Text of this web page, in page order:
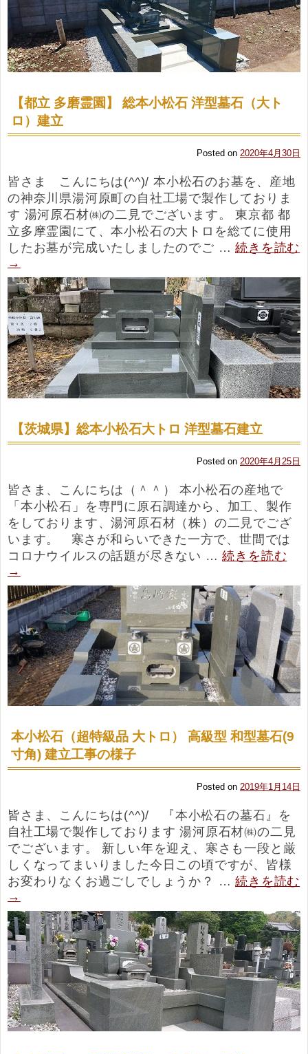
【都立 多磨霊園】 総本小松石 洋型墓石（大ト
ロ）建立
Posted on 2020年4月30日
皆さま こんにちは(^^)/ 本小松石のお墓を、産地
の神奈川県湯河原町の自社工場で製作しておりま
す 湯河原石材㈱の二見でございます。 東京都 都
立多摩霊園にて、本小松石の大トロを総てに使用
したお墓が完成いたしましたのでご …続きを読む
→
【茨城県】総本小松石大トロ 洋型墓石建立
Posted on 2020年4月25日
皆さま、こんにちは（＾＾） 本小松石の産地で
「本小松石」を専門に原石調達から、加工、製作
をしております、湯河原石材（株）の二見でござ
います。 寒さが和らいできた一方で、世間では
コロナウイルスの話題が尽きない …続きを読む
→
本小松石（超特級品 大トロ） 高級型 和型墓石(9
寸角) 建立工事の様子
Posted on 2019年1月14日
皆さま、こんにちは(^^)/ 『本小松石の墓石』を
自社工場で製作しております 湯河原石材㈱の二見
でございます。 新しい年を迎え、寒さも一段と厳
しくなってまいりました今日この頃ですが、皆様
お変わりなくお過ごしでしょうか？ …続きを読む
→